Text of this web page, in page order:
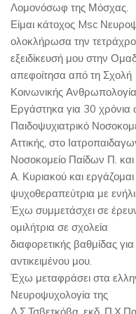
Λομονόσωφ της Μόσχας.
Είμαι κάτοχος Msc
ολοκλήρωσα την
εξειδίκευσή μου στην
απεφοίτησα από τη Σχολή
Κοινωνικής
Εργάστηκα για 30 χρόνια
Παιδοψυχιατρικό
Αττικής, στο
Νοσοκομείο Παίδων Π. και
Α. Κυριακού και
ψυχοθεραπεύτρια με
Έχω συμμετάσχει σε
ομιλήτρια σε σχολεία
διαφορετικής βαθμίδας
αντικειμένου μου.
Έχω μεταφράσει στα
Νευροψυχολογία της